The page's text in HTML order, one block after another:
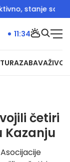
stanje sa
ZABAVAŽIVOT
11:34
četiri
Kazanju